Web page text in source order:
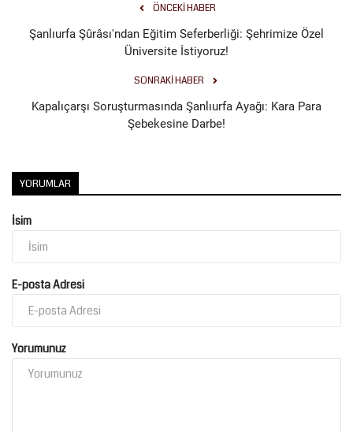
ÖNCEKI HABER
Şanlıurfa Şûrâsı'ndan Eğitim Seferberliği: Şehrimize Özel
Üniversite İstiyoruz!
SONRAKI HABER
Kapalıçarşı Soruşturmasında Şanlıurfa Ayağı: Kara Para
Şebekesine Darbe!
YORUMLAR
İsim
E-posta Adresi
Yorumunuz